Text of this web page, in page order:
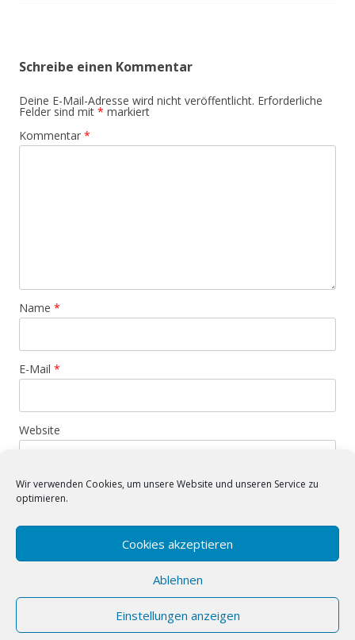
Wir verwenden Cookies, um unsere Website und unseren Service zu
optimieren.
Cookies akzeptieren
Ablehnen
Einstellungen anzeigen
Schreibe einen Kommentar
Deine E-Mail-Adresse wird nicht veröffentlicht. Erforderliche
Felder sind mit * markiert
Kommentar *
Name *
E-Mail *
Website
Benachrichtige mich über neue Beiträge via E-Mail.
Diese Website verwendet Akismet, um Spam zu reduzieren.
Impressum/Datenschutz Powered by WordPress